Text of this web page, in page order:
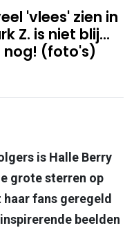
'vlees' zien in
Z. is niet blij...
nog! (foto's)
is Halle Berry
grote sterren op
fans geregeld
beelden